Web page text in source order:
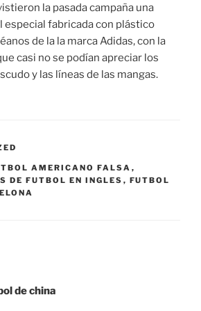
la pasada campaña una
fabricada con plástico
de la la marca Adidas, con la
casi no se podían apreciar los
y las líneas de las mangas.
AMERICANO FALSA ,
DE FUTBOL EN INGLES , FUTBOL
de china